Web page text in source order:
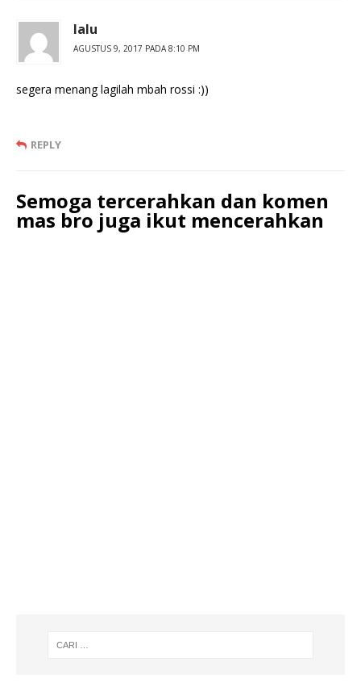
lalu
AGUSTUS 9, 2017 PADA 8:10 PM
segera menang lagilah mbah rossi :))
REPLY
Semoga tercerahkan dan komen
mas bro juga ikut mencerahkan